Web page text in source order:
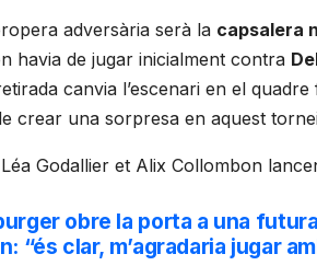
adversària serà la capsalera
havia de jugar inicialment contra
canvia l’escenari en el
crear una sorpresa en aquest
Godallier et Alix Collombon
obre la porta a una
“és clar, m’agradaria jugar